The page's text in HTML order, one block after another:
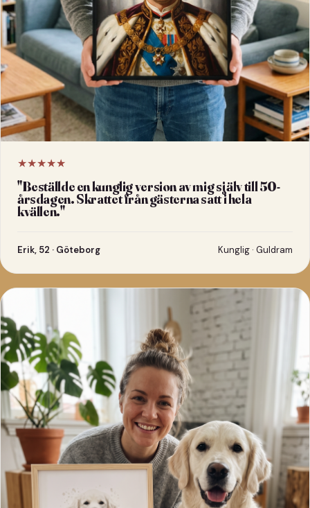
★★★★★
"Beställde en kunglig version av mig själv till 50-
årsdagen. Skrattet från gästerna satt i hela
kvällen."
Erik, 52 · Göteborg Kunglig · Guldram